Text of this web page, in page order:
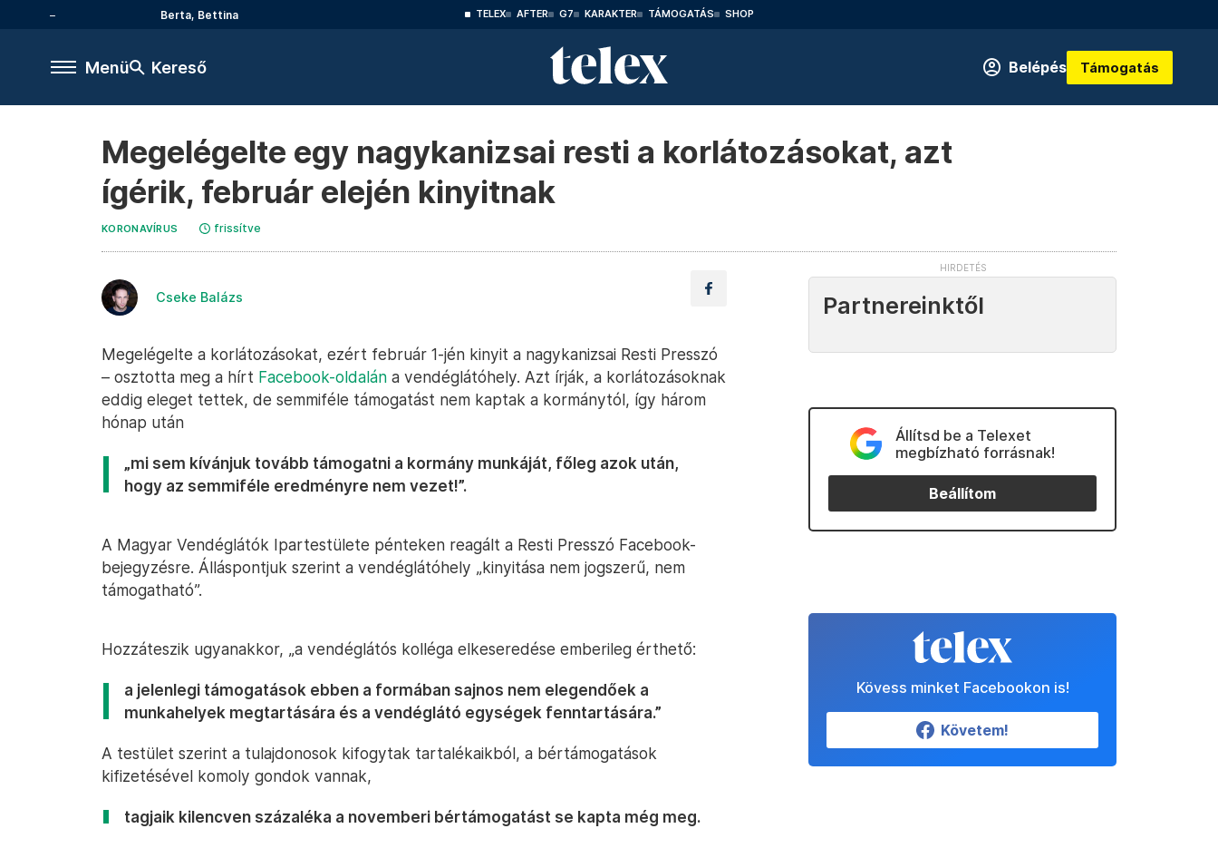
Berta, Bettina TELEX AFTER G7 KARAKTER TÁMOGATÁS SHOP
Menü Kereső Belépés Támogatás
Megelégelte egy nagykanizsai resti a korlátozásokat, azt
ígérik, február elején kinyitnak
KORONAVÍRUS frissítve
Cseke Balázs
Megelégelte a korlátozásokat, ezért február 1-jén kinyit a nagykanizsai Resti Presszó
– osztotta meg a hírt Facebook-oldalán a vendéglátóhely. Azt írják, a korlátozásoknak
eddig eleget tettek, de semmiféle támogatást nem kaptak a kormánytól, így három
hónap után
„mi sem kívánjuk tovább támogatni a kormány munkáját, főleg azok után,
hogy az semmiféle eredményre nem vezet!”.
A Magyar Vendéglátók Ipartestülete pénteken reagált a Resti Presszó Facebook-
bejegyzésre. Álláspontjuk szerint a vendéglátóhely „kinyitása nem jogszerű, nem
támogatható”.
Hozzáteszik ugyanakkor, „a vendéglátós kolléga elkeseredése emberileg érthető:
a jelenlegi támogatások ebben a formában sajnos nem elegendőek a
munkahelyek megtartására és a vendéglátó egységek fenntartására.”
A testület szerint a tulajdonosok kifogytak tartalékaikból, a bértámogatások
kifizetésével komoly gondok vannak,
tagjaik kilencven százaléka a novemberi bértámogatást se kapta még meg.
Partnereinktől
Állítsd be a Telexet
megbízható forrásnak!
Beállítom
Kövess minket Facebookon is!
Követem!